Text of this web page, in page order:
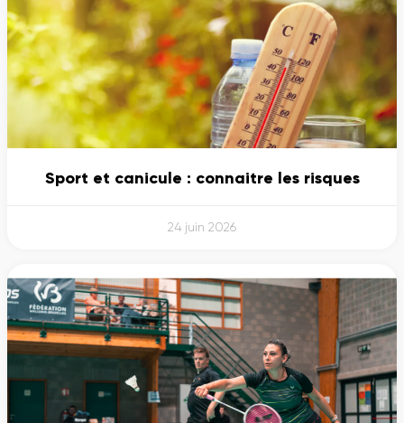
Sport et canicule : connaitre les risques
24 juin 2026